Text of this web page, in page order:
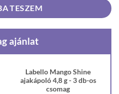
TESZEM
ajánlat
Labello Mango Shine
ajakápoló 4,8 g - 3 db-os
csomag